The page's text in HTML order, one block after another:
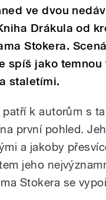
ve dvou
Drákula od
Stokera.
spíš jako
staletími.
k autorům s
první pohled.
a jakoby
jeho
Stokera se